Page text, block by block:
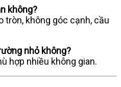
không?
tròn, không góc cạnh, cầu
nhỏ không?
hợp nhiều không gian.